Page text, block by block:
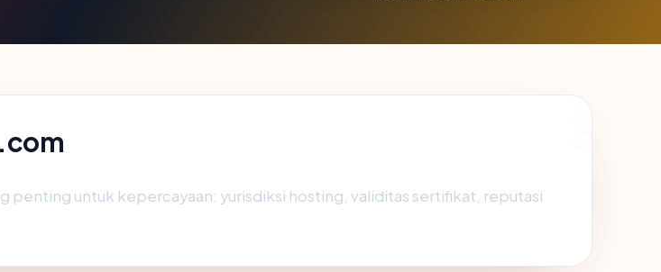
penting untuk kepercayaan: yurisdiksi hosting, validitas sertifikat, reputasi